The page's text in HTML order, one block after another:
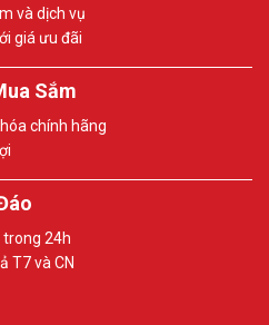
và dịch vụ
giá ưu đãi
Sắm
chính hãng
trong 24h
T7 và CN